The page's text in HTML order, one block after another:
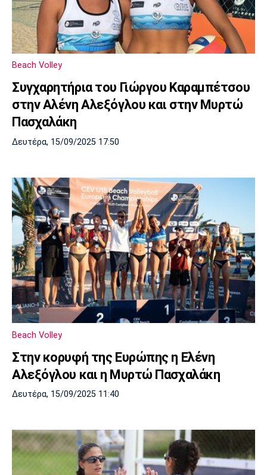
Beach Volley
Συγχαρητήρια του Γιώργου Καραμπέτσου
στην Αλένη Αλεξόγλου και στην Μυρτώ
Πασχαλάκη
Δευτέρα, 15/09/2025 17:50
Beach Volley
Στην κορυφή της Ευρώπης η Ελένη
Αλεξόγλου και η Μυρτώ Πασχαλάκη
Δευτέρα, 15/09/2025 11:40